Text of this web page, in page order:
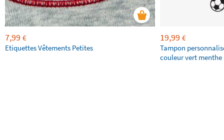
7,99 €
Etiquettes Vêtements Petites
19,99 €
Tampon
couleur vert menthe